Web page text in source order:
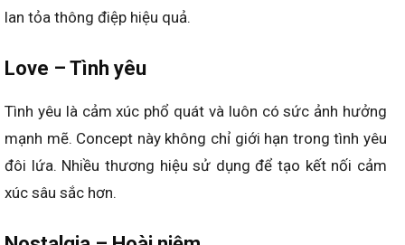
lan tỏa thông điệp hiệu quả.
Love – Tình yêu
Tình yêu là cảm xúc phổ quát và luôn có sức ảnh hưởng
mạnh mẽ. Concept này không chỉ giới hạn trong tình yêu
đôi lứa. Nhiều thương hiệu sử dụng để tạo kết nối cảm
xúc sâu sắc hơn.